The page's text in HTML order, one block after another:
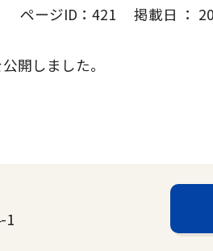
ページID：421 掲載日 ：
開しました。
1